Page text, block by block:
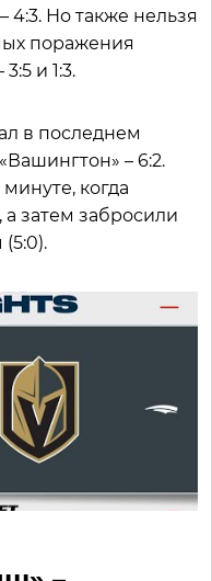
4:3. Но также нельзя
поражения
и 1:3.
в последнем
– 6:2.
когда
затем забросили
(5:0).